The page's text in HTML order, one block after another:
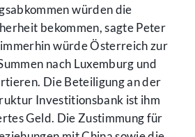
würden die
bekommen, sagte Peter
würde Österreich zur
nach Luxemburg und
Die Beteiligung an der
Investitionsbank ist ihm
Geld. Die Zustimmung für